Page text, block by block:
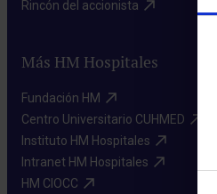
Rincón del accionista​
Más HM Hospitales
Fundación HM​
Centro Universitario CUHMED​
Instituto HM Hospitales​
Intranet HM Hospitales​
HM CIOCC​